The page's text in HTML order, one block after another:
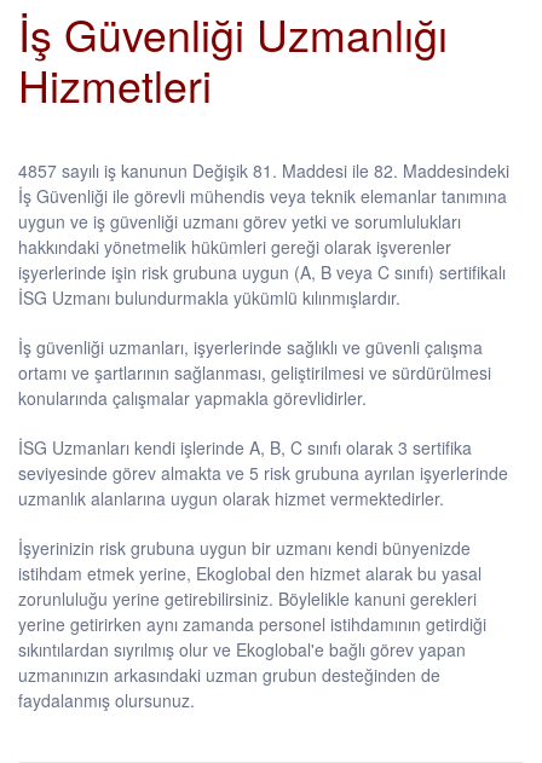
İş Güvenliği Uzmanlığı
Hizmetleri
4857 sayılı iş kanunun Değişik 81. Maddesi ile 82. Maddesindeki
İş Güvenliği ile görevli mühendis veya teknik elemanlar tanımına
uygun ve iş güvenliği uzmanı görev yetki ve sorumlulukları
hakkındaki yönetmelik hükümleri gereği olarak işverenler
işyerlerinde işin risk grubuna uygun (A, B veya C sınıfı) sertifikalı
İSG Uzmanı bulundurmakla yükümlü kılınmışlardır.
İş güvenliği uzmanları, işyerlerinde sağlıklı ve güvenli çalışma
ortamı ve şartlarının sağlanması, geliştirilmesi ve sürdürülmesi
konularında çalışmalar yapmakla görevlidirler.
İSG Uzmanları kendi işlerinde A, B, C sınıfı olarak 3 sertifika
seviyesinde görev almakta ve 5 risk grubuna ayrılan işyerlerinde
uzmanlık alanlarına uygun olarak hizmet vermektedirler.
İşyerinizin risk grubuna uygun bir uzmanı kendi bünyenizde
istihdam etmek yerine, Ekoglobal den hizmet alarak bu yasal
zorunluluğu yerine getirebilirsiniz. Böylelikle kanuni gerekleri
yerine getirirken aynı zamanda personel istihdamının getirdiği
sıkıntılardan sıyrılmış olur ve Ekoglobal'e bağlı görev yapan
uzmanınızın arkasındaki uzman grubun desteğinden de
faydalanmış olursunuz.